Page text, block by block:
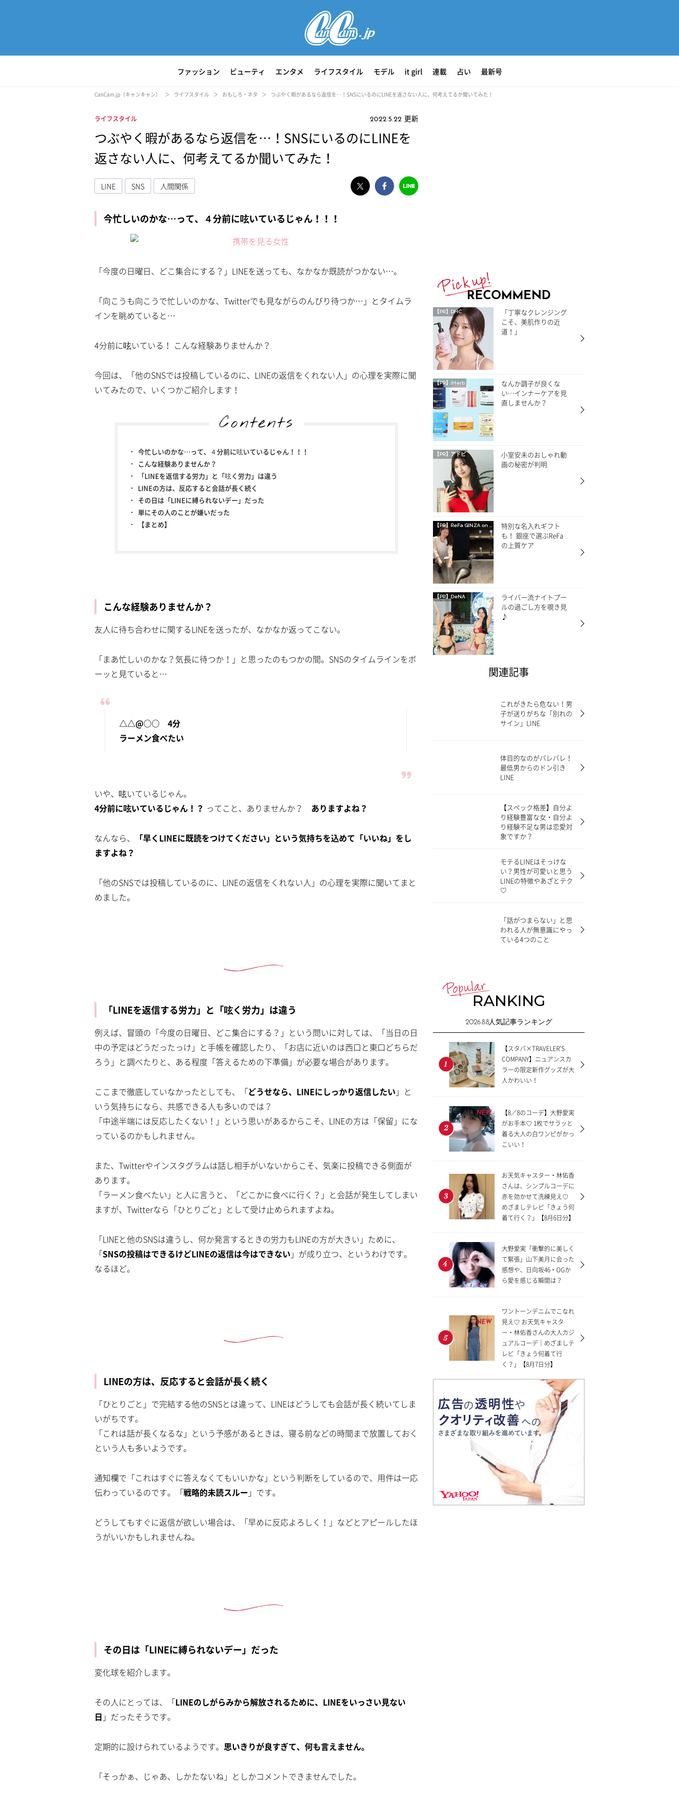
ファッション ビューティ エンタメ ライフスタイル モデル it girl 連載 占い 最新号
CanCam.jp（キャンキャン） ライフスタイル おもしろ・ネタ つぶやく暇があるなら返信を…！SNSにいるのにLINEを返さない人に、何考えてるか聞いてみた！
ライフスタイル 2022.5.22 更新
つぶやく暇があるなら返信を…！SNSにいるのにLINEを
返さない人に、何考えてるか聞いてみた！
LINE SNS 人間関係
U
/
L
o
今忙しいのかな…って、４分前に呟いているじゃん！！！
「今度の日曜日、どこ集合にする？」LINEを送っても、なかなか既読がつかない…。
「向こうも向こうで忙しいのかな、Twitterでも見ながらのんびり待つか…」とタイムラ
インを眺めていると…
4分前に呟いている！ こんな経験ありませんか？
今回は、「他のSNSでは投稿しているのに、LINEの返信をくれない人」の心理を実際に聞
いてみたので、いくつかご紹介します！
Contents
今忙しいのかな…って、４分前に呟いているじゃん！！！
こんな経験ありませんか？
「LINEを返信する労力」と「呟く労力」は違う
LINEの方は、反応すると会話が長く続く
その日は「LINEに縛られないデー」だった
単にその人のことが嫌いだった
【まとめ】
こんな経験ありませんか？
友人に待ち合わせに関するLINEを送ったが、なかなか返ってこない。
「まあ忙しいのかな？気長に待つか！」と思ったのもつかの間。SNSのタイムラインをボ
ーッと見ていると…
△△@○○ 4分
ラーメン食べたい
いや、呟いているじゃん。
4分前に呟いているじゃん！？ ってこと、ありませんか？ ありますよね？
なんなら、
「早くLINEに既読をつけてください」という気持ちを込めて「いいね」をし
ますよね？
「他のSNSでは投稿しているのに、LINEの返信をくれない人」の心理を実際に聞いてまと
めました。
「LINEを返信する労力」と「呟く労力」は違う
例えば、冒頭の「今度の日曜日、どこ集合にする？」という問いに対しては、「当日の日
中の予定はどうだったっけ」と手帳を確認したり、「お店に近いのは西口と東口どちらだ
ろう」と調べたりと、ある程度「答えるための下準備」が必要な場合があります。
ここまで徹底していなかったとしても、「どうせなら、LINEにしっかり返信したい 」と
いう気持ちになら、共感できる人も多いのでは？
「中途半端には反応したくない！」という思いがあるからこそ、LINEの方は「保留」にな
っているのかもしれません。
また、Twitterやインスタグラムは話し相手がいないからこそ、気楽に投稿できる側面が
あります。
「ラーメン食べたい」と人に言うと、「どこかに食べに行く？」と会話が発生してしまい
ますが、Twitterなら「ひとりごと」として受け止められますよね。
「LINEと他のSNSは違うし、何か発言するときの労力もLINEの方が大きい」ために、
「SNSの投稿はできるけどLINEの返信は今はできない 」が成り立つ、というわけです。
なるほど。
LINEの方は、反応すると会話が長く続く
「ひとりごと」で完結する他のSNSとは違って、LINEはどうしても会話が長く続いてしま
いがちです。
「これは話が長くなるな」という予感があるときは、寝る前などの時間まで放置しておく
という人も多いようです。
通知欄で「これはすぐに答えなくてもいいかな」という判断をしているので、用件は一応
伝わっているのです。「戦略的未読スルー 」です。
どうしてもすぐに返信が欲しい場合は、「早めに反応よろしく！」などとアピールしたほ
うがいいかもしれませんね。
その日は「LINEに縛られないデー」だった
変化球を紹介します。
その人にとっては、「LINEのしがらみから解放されるために、LINEをいっさい見ない
日 」だったそうです。
定期的に設けられているようです。 思いきりが良すぎて、何も言えません。
「そっかぁ、じゃあ、しかたないね」としかコメントできませんでした。
RECOMMEND
【PR】DHC
「丁寧なクレンジング
こそ、美肌作りの近
道！」
【PR】iHerb
なんか調子が良くな
い…インナーケアを見
直しませんか？
【PR】アドビ
小室安未のおしゃれ動
画の秘密が判明
【PR】 ReFa GINZA on CREA
特別な名入れギフト
も！ 銀座で選ぶReFa
の上質ケア
【PR】DeNA
ライバー流ナイトプー
ルの過ごし方を覗き見
♪
関連記事
これがきたら危ない！男
子が送りがちな「別れの
サイン」LINE
体目的なのがバレバレ！
最低男からのドン引き
LINE
【スペック格差】自分よ
り経験豊富な女・自分よ
り経験不足な男は恋愛対
象ですか？
モテるLINEはそっけな
い？男性が可愛いと思う
LINEの特徴やあざとテク
♡
「話がつまらない」と思
われる人が無意識にやっ
ている4つのこと
RANKING
2026.8.8人気記事ランキング
【スタバ×TRAVELER’S
COMPANY】ニュアンスカ
ラーの限定新作グッズが大
人かわいい！
NEW
【8／8のコーデ】大野愛実
がお手本♡ 1枚でサラッと
着る大人の白ワンピがかっ
こいい！
お天気キャスター・林佑香
さんは、シンプルコーデに
赤を効かせて洗練見え♡
めざましテレビ「きょう何
着て行く？」【8月6日分】
大野愛実「衝撃的に美しく
て緊張」山下美月に会った
感想や、日向坂46・OGか
ら愛を感じる瞬間は？
NEW
ワントーンデニムでこなれ
見え♡ お天気キャスタ
ー・林佑香さんの大人カジ
ュアルコーデ｜めざましテ
レビ「きょう何着て行
く？」【8月7日分】